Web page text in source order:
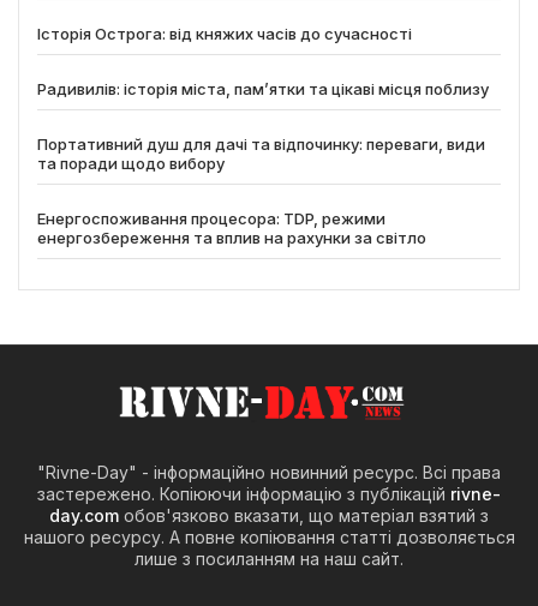
Історія Острога: від княжих часів до сучасності
Радивилів: історія міста, пам’ятки та цікаві місця поблизу
Портативний душ для дачі та відпочинку: переваги, види
та поради щодо вибору
Енергоспоживання процесора: TDP, режими
енергозбереження та вплив на рахунки за світло
"Rivne-Day" - інформаційно новинний ресурс. Всі права
застережено. Копіюючи інформацію з публікацій rivne-
day.com обов'язково вказати, що матеріал взятий з
нашого ресурсу. А повне копіювання статті дозволяється
лише з посиланням на наш сайт.